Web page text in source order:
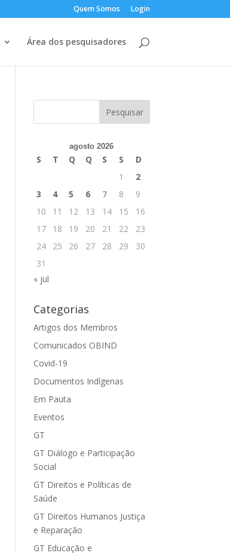
Quem Somos Login
Área dos pesquisadores
agosto 2026
S T Q Q S S
D
1
2
3
4 5 6 7 8
9
10
11 12 13 14 15
16
17
18 19 20 21 22
23
24
25 26 27 28 29
30
31
« jul
Categorias
Artigos dos Membros
Comunicados OBIND
Covid-19
Documentos Indígenas
Em Pauta
Eventos
GT
GT Diálogo e Participação
Social
GT Direitos e Políticas de
Saúde
GT Direitos Humanos Justiça
e Reparação
GT Educação e